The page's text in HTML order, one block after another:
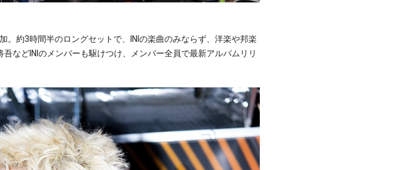
約3時間半のロングセットで、INIの楽曲のみならず、洋楽や邦楽
などINIのメンバーも駆けつけ、メンバー全員で最新アルバムリリ